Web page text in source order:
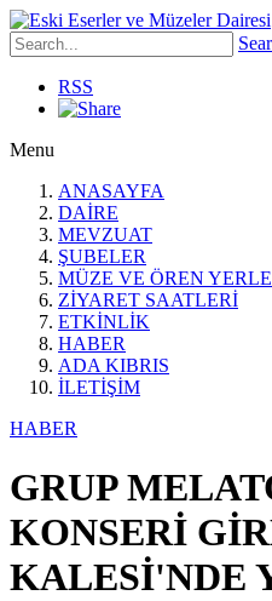
RSS
Menu
ANASAYFA
DAİRE
MEVZUAT
ŞUBELER
MÜZE VE ÖREN
ZİYARET SAATLERİ
ETKİNLİK
HABER
ADA KIBRIS
İLETİŞİM
HABER
GRUP
KONSERİ
KALESİ'NDE